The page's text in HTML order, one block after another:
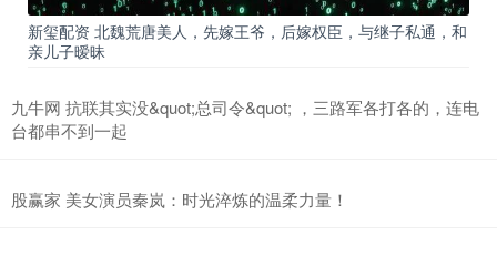
新玺配资 北魏荒唐美人，先嫁王爷，后嫁权臣，与继子私通，和
亲儿子暧昧
九牛网 抗联其实没&quot;总司令&quot; ，三路军各打各的，连电
台都串不到一起
股赢家 美女演员秦岚：时光淬炼的温柔力量！